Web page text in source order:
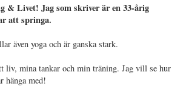
& Livet! Jag som skriver är en 33-årig
att springa.
även yoga och är ganska stark.
liv, mina tankar och min träning. Jag vill se hur
hänga med!